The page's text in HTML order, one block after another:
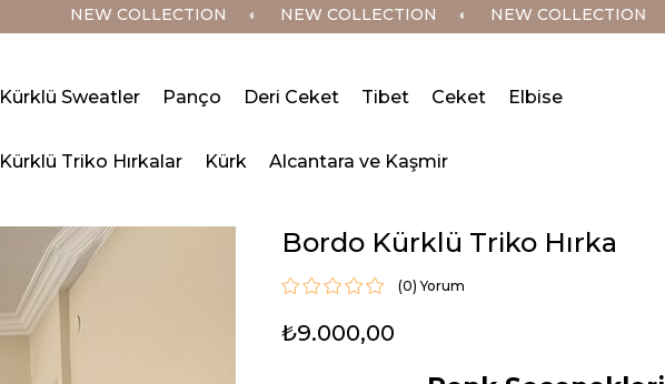
NEW COLLECTION ◐ NEW COLLECTION ◐ NEW COLLECTION ◐
Kürklü Sweatler Panço Deri Ceket Tibet Ceket Elbise
Kürklü Triko Hırkalar Kürk Alcantara ve Kaşmir
Bordo Kürklü Triko Hırka
(0)
₺9.000,00